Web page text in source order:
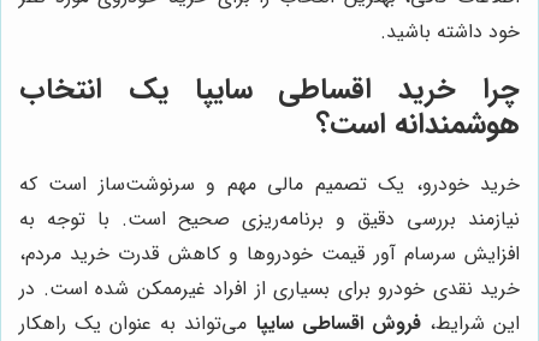
خود داشته باشید.
چرا خرید اقساطی سایپا یک انتخاب
هوشمندانه است؟
خرید خودرو، یک تصمیم مالی مهم و سرنوشت‌ساز است که
نیازمند بررسی دقیق و برنامه‌ریزی صحیح است. با توجه به
افزایش سرسام آور قیمت خودروها و کاهش قدرت خرید مردم،
خرید نقدی خودرو برای بسیاری از افراد غیرممکن شده است. در
این شرایط،فروش اقساطی سایپا می‌تواند به عنوان یک راهکار